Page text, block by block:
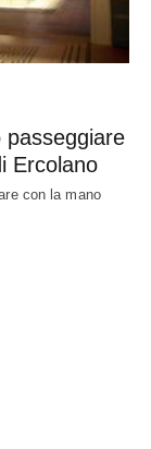
passeggiare
Ercolano
con la mano